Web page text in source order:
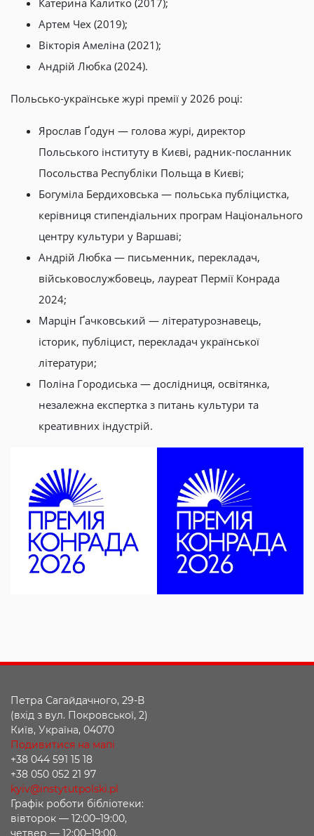
Катерина Калитко (2017);
Артем Чех (2019);
Вікторія Амеліна (2021);
Андрій Любка (2024).
Польсько-українське журі премії у 2026 році:
Ярослав Ґодун — голова журі, директор
Польського інституту в Києві, радник-посланник
Посольства Республіки Польща в Києві;
Богуміла Бердиховська — польська публіцистка,
керівниця стипендіальних програм Національного
центру культури у Варшаві;
Андрій Любка — письменник, перекладач,
військовослужбовець, лауреат Пермії Конрада
2024;
Марцін Ґачковський — літературознавець,
історик, публіцист, перекладач української
літератури;
Поліна Городиська — дослідниця, освітянка,
незалежна експертка з питань культури та
креативних індустрій.
Петра Сагайдачного, 29-В
(вхід з вул. Покровської, 2)
Київ, Україна, 04070
Подивитися на мапі
+38 044 591 15 18
+38 050 052 21 97
kyiv@instytutpolski.pl
Графік роботи бібліотеки:
вівторок — 12:00–19:00,
четвер — 12:00–19:00.